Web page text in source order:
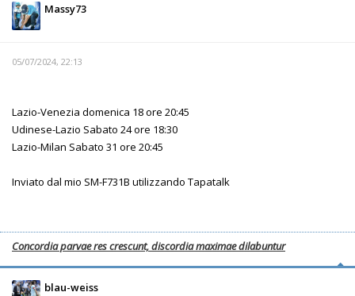
Massy73
05/07/2024, 22:13
Lazio-Venezia domenica 18 ore 20:45
Udinese-Lazio Sabato 24 ore 18:30
Lazio-Milan Sabato 31 ore 20:45
Inviato dal mio SM-F731B utilizzando Tapatalk
Concordia parvae res crescunt, discordia maximae dilabuntur
blau-weiss